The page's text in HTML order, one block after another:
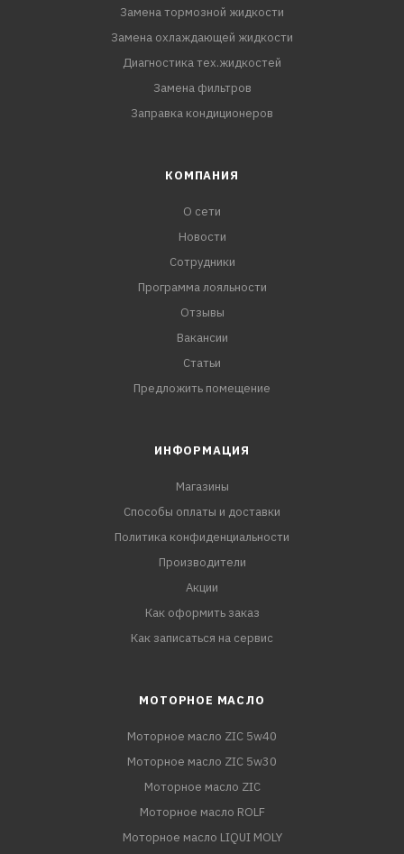
Замена тормозной жидкости
Замена охлаждающей жидкости
Диагностика тех.жидкостей
Замена фильтров
Заправка кондиционеров
КОМПАНИЯ
О сети
Новости
Сотрудники
Программа лояльности
Отзывы
Вакансии
Статьи
Предложить помещение
ИНФОРМАЦИЯ
Магазины
Способы оплаты и доставки
Политика конфиденциальности
Производители
Акции
Как оформить заказ
Как записаться на сервис
МОТОРНОЕ МАСЛО
Моторное масло ZIC 5w40
Моторное масло ZIC 5w30
Моторное масло ZIC
Моторное масло ROLF
Моторное масло LIQUI MOLY